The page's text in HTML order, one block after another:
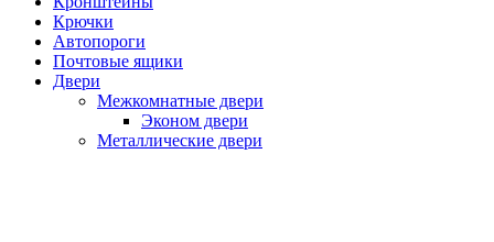
Крючки
Автопороги
Почтовые ящики
Двери
Межкомнатные двери
Эконом двери
Металлические двери